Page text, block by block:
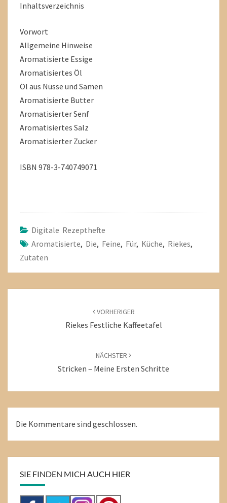
Inhaltsverzeichnis
Vorwort
Allgemeine Hinweise
Aromatisierte Essige
Aromatisiertes Öl
Öl aus Nüsse und Samen
Aromatisierte Butter
Aromatisierter Senf
Aromatisiertes Salz
Aromatisierter Zucker
ISBN 978-3-740749071
Digitale Rezepthefte
Aromatisierte, Die, Feine, Für, Küche, Riekes,
Zutaten
VORHERIGER
Riekes Festliche Kaffeetafel
NÄCHSTER
Stricken – Meine Ersten Schritte
Die Kommentare sind geschlossen.
SIE FINDEN MICH AUCH HIER